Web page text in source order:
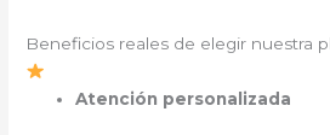
Beneficios reales de elegir nuestra
Atención personalizada